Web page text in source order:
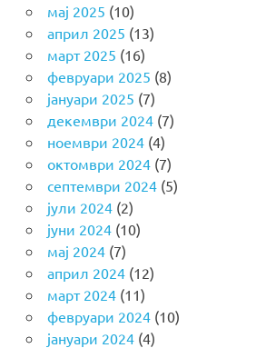
мај 2025 (10)
април 2025 (13)
март 2025 (16)
февруари 2025 (8)
јануари 2025 (7)
декември 2024(7)
ноември 2024(4)
октомври 2024(7)
септември 2024(5)
јули 2024(2)
јуни 2024(10)
мај 2024(7)
април 2024(12)
март 2024(11)
февруари 2024(10)
јануари 2024(4)